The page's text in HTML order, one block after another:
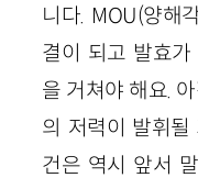
니다. MOU(양해
결이 되고 발효
을 거쳐야 해요.
의 저력이 발휘될
건은 역시 앞서